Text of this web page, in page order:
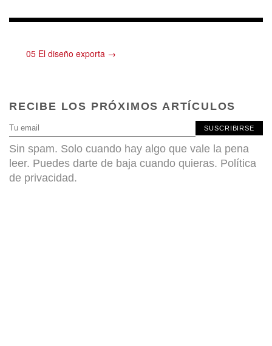
05 El diseño exporta →
RECIBE LOS PRÓXIMOS ARTÍCULOS
SUSCRIBIRSE
Sin spam. Solo cuando hay algo que vale la pena
leer. Puedes darte de baja cuando quieras. Política
de privacidad.